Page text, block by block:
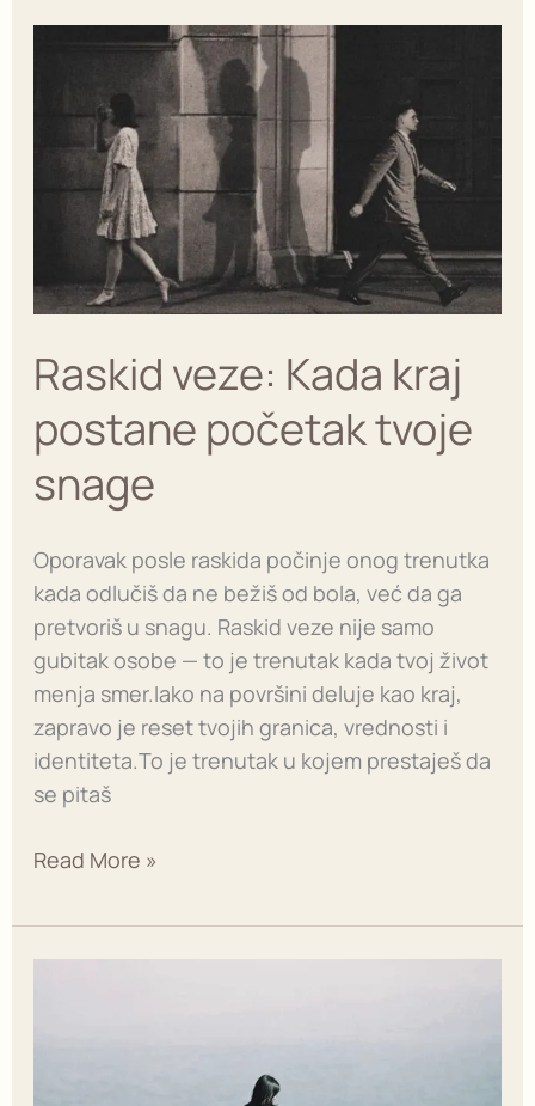
Raskid veze: Kada kraj
postane početak tvoje
snage
Oporavak posle raskida počinje onog trenutka
kada odlučiš da ne bežiš od bola, već da ga
pretvoriš u snagu. Raskid veze nije samo
gubitak osobe — to je trenutak kada tvoj život
menja smer.Iako na površini deluje kao kraj,
zapravo je reset tvojih granica, vrednosti i
identiteta.To je trenutak u kojem prestaješ da
se pitaš
postane
početak
Read More »